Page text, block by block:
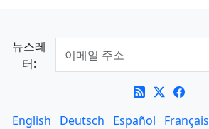
뉴스레
터:
English Deutsch Español Français